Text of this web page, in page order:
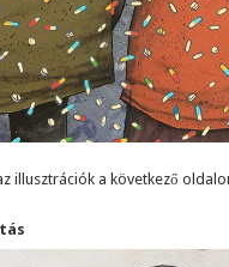
illusztrációk a következő